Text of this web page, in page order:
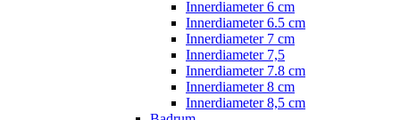
Innerdiameter 6 cm
Innerdiameter 6.5 cm
Innerdiameter 7 cm
Innerdiameter 7,5
Innerdiameter 7.8 cm
Innerdiameter 8 cm
Innerdiameter 8,5 cm